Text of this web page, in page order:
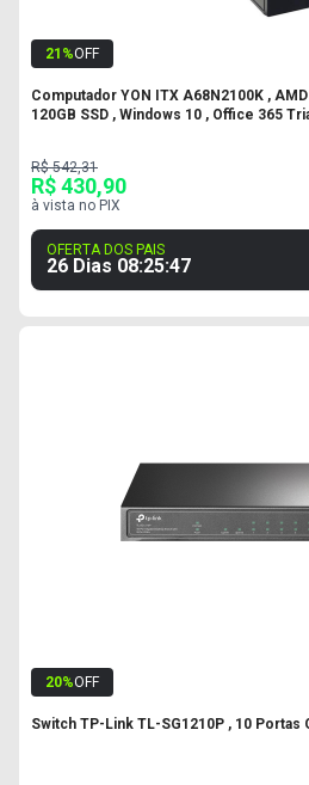
21 %OFF
Computador YON ITX A68N2100K , AMD
120GB SSD , Windows 10 , Office 365
R$ 542,31
R$ 430,90
à vista no PIX
OFERTA DOS PAIS
26 Dias 08:25:46
20%OFF
Switch TP-Link TL-SG1210P , 10 Portas